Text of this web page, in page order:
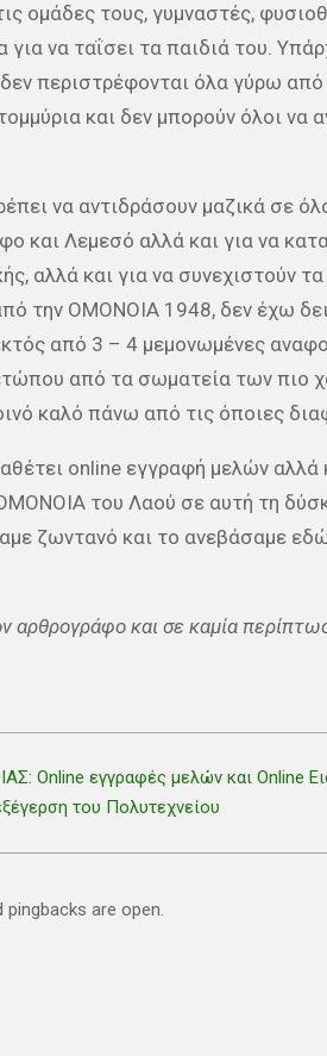
ομάδες τους, γυμναστές,
να ταΐσει τα παιδιά του.
περιστρέφονται όλα γύρω
και δεν μπορούν όλοι να
να αντιδράσουν μαζικά σε
και Λεμεσό αλλά και για να
αλλά και για να συνεχιστούν
την ΟΜΟΝΟΙΑ 1948, δεν έχω
από 3 – 4 μεμονωμένες
από τα σωματεία των πιο
καλό πάνω από τις όποιες
online εγγραφή μελών αλλά
του Λαού σε αυτή τη
ζωντανό και το ανεβάσαμε εδώ
και σε καμία
Online εγγραφές μελών και Online
του Πολυτεχνείου
pingbacks are open.